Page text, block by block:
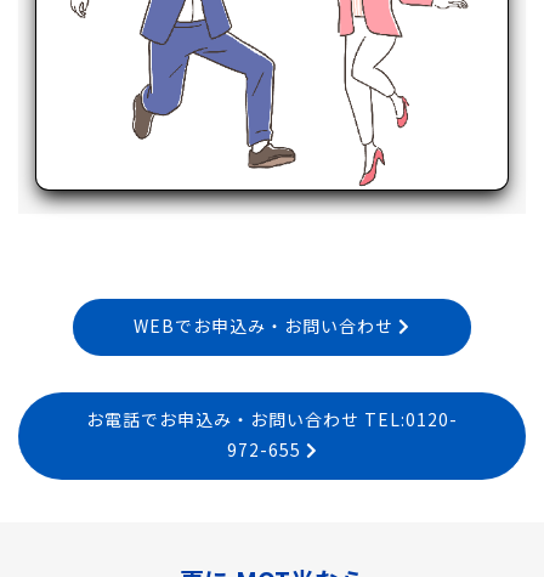
WEBでお申込み・お問い合わせ
お電話でお申込み・お問い合わせ TEL:0120-
972-655